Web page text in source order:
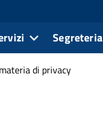
Segreteria
di privacy